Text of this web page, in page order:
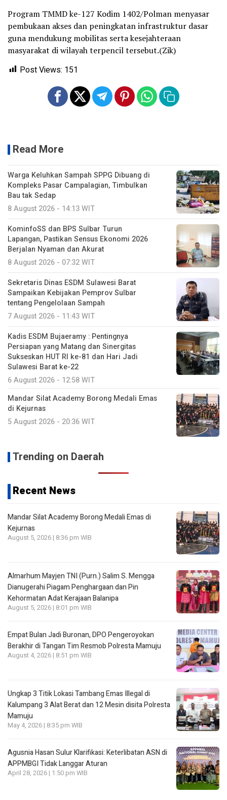
Program TMMD ke-127 Kodim 1402/Polman menyasar
pembukaan akses dan peningkatan infrastruktur dasar
guna mendukung mobilitas serta kesejahteraan
masyarakat di wilayah terpencil tersebut.(Zik)
Post Views: 151
Read More
Warga Keluhkan Sampah SPPG Dibuang di
Kompleks Pasar Campalagian, Timbulkan
Bau tak Sedap
8 August 2026 - 14:13 WIT
KominfoSS dan BPS Sulbar Turun
Lapangan, Pastikan Sensus Ekonomi 2026
Berjalan Nyaman dan Akurat
8 August 2026 - 07:32 WIT
Sekretaris Dinas ESDM Sulawesi Barat
Sampaikan Kebijakan Pemprov Sulbar
tentang Pengelolaan Sampah
7 August 2026 - 11:43 WIT
Kadis ESDM Bujaeramy : Pentingnya
Persiapan yang Matang dan Sinergitas
Sukseskan HUT RI ke-81 dan Hari Jadi
Sulawesi Barat ke-22
6 August 2026 - 12:58 WIT
Mandar Silat Academy Borong Medali Emas
di Kejurnas
5 August 2026 - 20:36 WIT
Trending on Daerah
Recent News
Mandar Silat Academy Borong Medali Emas di
Kejurnas
August 5, 2026 | 8:36 pm WIB
Almarhum Mayjen TNI (Purn.) Salim S. Mengga
Dianugerahi Piagam Penghargaan dan Pin
Kehormatan Adat Kerajaan Balanipa
August 5, 2026 | 8:01 pm WIB
Empat Bulan Jadi Buronan, DPO Pengeroyokan
Berakhir di Tangan Tim Resmob Polresta Mamuju
August 4, 2026 | 8:51 pm WIB
Ungkap 3 Titik Lokasi Tambang Emas Illegal di
Kalumpang 3 Alat Berat dan 12 Mesin disita Polresta
Mamuju
May 4, 2026 | 8:35 pm WIB
Agusnia Hasan Sulur Klarifikasi: Keterlibatan ASN di
APPMBGI Tidak Langgar Aturan
April 28, 2026 | 1:50 pm WIB